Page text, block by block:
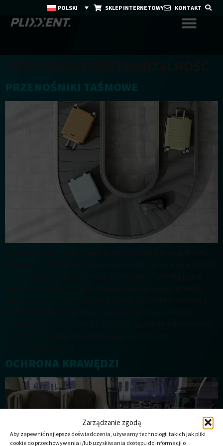
Zarządzanie zgodą
Aby zapewnić najlepsze doświadczenia, używamy technologii takich jak pliki
cookie do przechowywania i/lub uzyskiwania dostępu do informacji o
POLSKI SKLEP INTERNETOWY KONTAKT
PRZENOŚNIKI TAŚMOWE
OCHRONA KRAWĘDZI